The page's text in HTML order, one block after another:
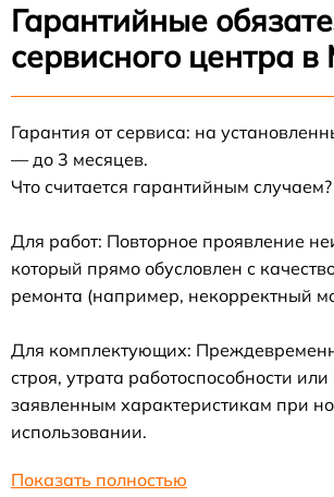
Гарантийные
сервисного центра в
Гарантия от сервиса: на
— до 3 месяцев.
Что считается гарантийным случаем?
Для работ: Повторное проявление
который прямо обусловлен с
ремонта (например, некорректный
Для комплектующих:
строя, утрата работоспособности или
заявленным характеристикам при
использовании.
Показать полностью